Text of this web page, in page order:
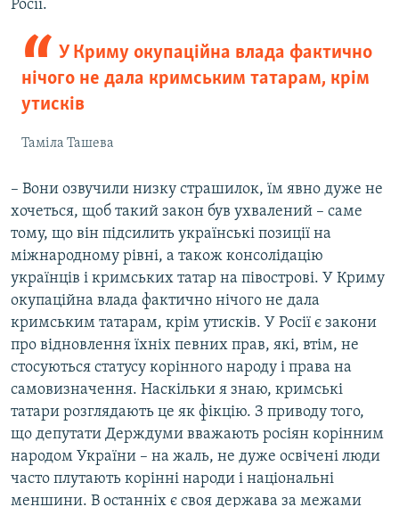
Росії.
У Криму окупаційна влада фактично
нічого не дала кримським татарам, крім
утисків
Таміла Ташева
– Вони озвучили низку страшилок, їм явно дуже не
хочеться, щоб такий закон був ухвалений – саме
тому, що він підсилить українські позиції на
міжнародному рівні, а також консолідацію
українців і кримських татар на півострові. У Криму
окупаційна влада фактично нічого не дала
кримським татарам, крім утисків. У Росії є закони
про відновлення їхніх певних прав, які, втім, не
стосуються статусу корінного народу і права на
самовизначення. Наскільки я знаю, кримські
татари розглядають це як фікцію. З приводу того,
що депутати Держдуми вважають росіян корінним
народом України – на жаль, не дуже освічені люди
часто плутають корінні народи і національні
меншини. В останніх є своя держава за межами